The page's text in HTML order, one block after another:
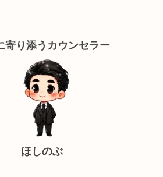
寄り添うカウンセラー
ほしのぶ